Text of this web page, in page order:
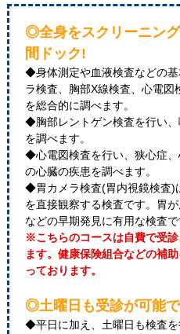
◎全身をスクリーニン
間ドック!
◆身体測定や血液検査などの
ラ検査、胸部X線検査、心電
を総合的に調べます。
◆胸部レントゲン検査を行い
を調べます。
◆心電図検査を行い、狭心症
の心臓の疾患を調べます。
◆胃カメラ検査(胃内視鏡検査)
を直接観察する検査です。胃
などの早期発見に有用な検査で
※こちらのコースは自費で受
ます。健康保険組合などの補
っております。
◎土曜日も受診が可能
◆平日に加え、土曜日も検査